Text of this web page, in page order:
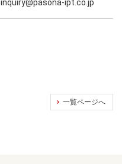
inquiry@pasona-ipt.co.jp
一覧ページへ